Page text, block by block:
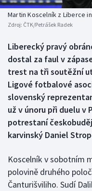
Biatlon
Box
Curling
Dostihy
Florbal
Futsal
Golf
Aplikace ČT sport
Martin Koscelník z Liberce
Zdroj: ČTK/Petrášek Radek
Liberecký pravý
dostal za faul v
trest na tři soutěžní
Ligové fotbalové
slovenský
už v únoru při duelu v
potrestaní
karvinský Daniel
Koscelník v sobotním
polovině druhého
Čanturišviliho. Sudí